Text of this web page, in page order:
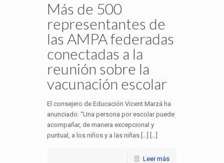
Más de 500
representantes de
las AMPA federadas
conectadas a la
reunión sobre la
vacunación escolar
El consejero de Educación Vicent Marzá ha
anunciado: “Una persona por escolar puede
acompañar, de manera excepcional y
puntual, a los niños y a las niñas […] [...]
Leer más